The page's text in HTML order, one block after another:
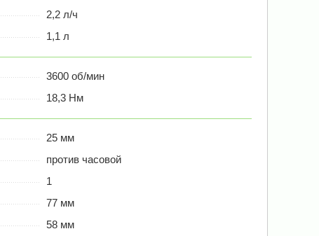
2,2 л/ч
1,1 л
3600 об/мин
18,3 Нм
25 мм
против часовой
1
77 мм
58 мм